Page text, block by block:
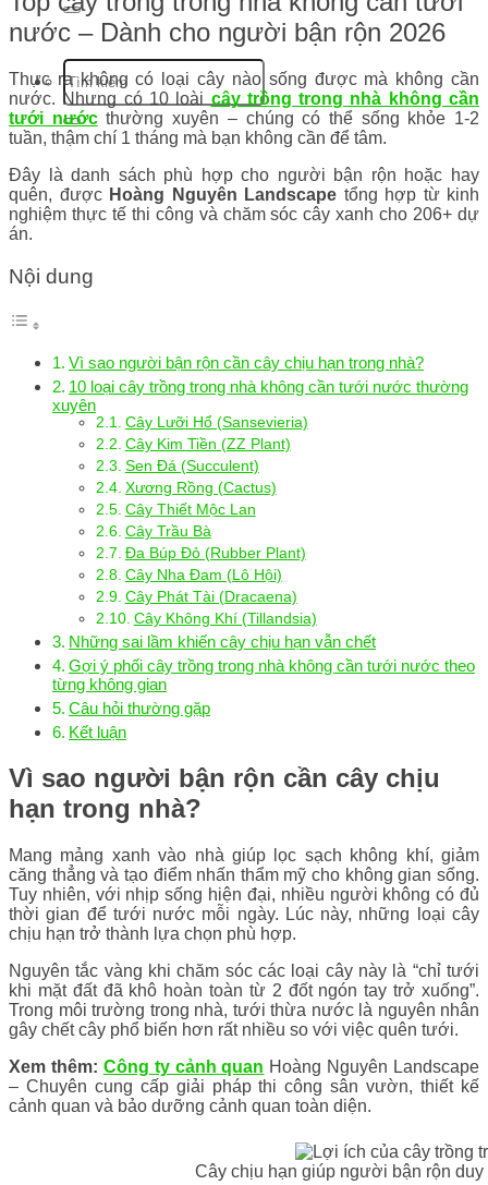
nước – Dành cho người bận rộn 2026
Thực ra không có loại cây nào sống được mà không cần
nước. Nhưng có 10 loài cây trồng trong nhà không cần
tưới nướcthường xuyên – chúng có thể sống khỏe 1-2
tuần, thậm chí 1 tháng mà bạn không cần để tâm.
Đây là danh sách phù hợp cho người bận rộn hoặc hay
quên, được Hoàng Nguyên Landscape tổng hợp từ kinh
nghiệm thực tế thi công và chăm sóc cây xanh cho 206+ dự
án.
Nội dung
Vì sao người bận rộn cần cây chịu hạn trong nhà?
10 loại cây trồng trong nhà không cần tưới nước thường
xuyên
Cây Lưỡi Hổ (Sansevieria)
Cây Kim Tiền (ZZ Plant)
Sen Đá (Succulent)
Xương Rồng (Cactus)
Cây Thiết Mộc Lan
Cây Trầu Bà
Đa Búp Đỏ (Rubber Plant)
Cây Nha Đam (Lô Hội)
Cây Phát Tài (Dracaena)
Cây Không Khí (Tillandsia)
Những sai lầm khiến cây chịu hạn vẫn chết
Gợi ý phối cây trồng trong nhà không cần tưới nước theo
từng không gian
Câu hỏi thường gặp
Kết luận
Vì sao người bận rộn cần cây chịu
hạn trong nhà?
Mang mảng xanh vào nhà giúp lọc sạch không khí, giảm
căng thẳng và tạo điểm nhấn thẩm mỹ cho không gian sống.
Tuy nhiên, với nhịp sống hiện đại, nhiều người không có đủ
thời gian để tưới nước mỗi ngày. Lúc này, những loại cây
chịu hạn trở thành lựa chọn phù hợp.
Nguyên tắc vàng khi chăm sóc các loại cây này là “chỉ tưới
khi mặt đất đã khô hoàn toàn từ 2 đốt ngón tay trở xuống”.
Trong môi trường trong nhà, tưới thừa nước là nguyên nhân
gây chết cây phổ biến hơn rất nhiều so với việc quên tưới.
Xem thêm: Công ty cảnh quan Hoàng Nguyên Landscape
– Chuyên cung cấp giải pháp thi công sân vườn, thiết kế
cảnh quan và bảo dưỡng cảnh quan toàn diện.
Cây chịu hạn giúp người bận rộn